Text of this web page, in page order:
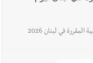
في لبنان 2026